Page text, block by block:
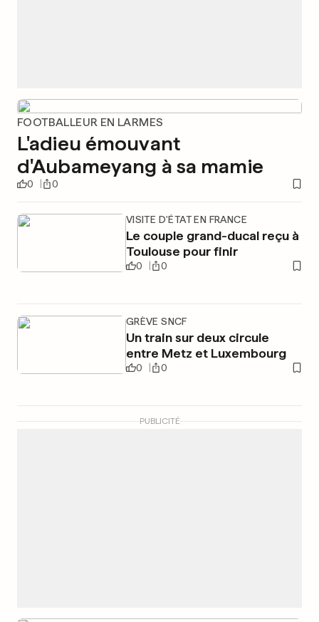
FOOTBALLEUR EN LARMES
L'adieu émouvant
d'Aubameyang à sa mamie
0 0
VISITE D'ÉTAT EN FRANCE
Le couple grand-ducal reçu à
Toulouse pour finir
0 0
GRÈVE SNCF
Un train sur deux circule
entre Metz et Luxembourg
0 0
PUBLICITÉ